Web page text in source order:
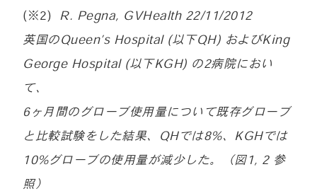
(※2)
R. Pegna, GVHealth 22/11/2012
英国のQueen’s Hospital (以下QH) およびKing
George Hospital (以下KGH) の2病院におい
て、
6ヶ月間のグローブ使用量について既存グローブ
と比較試験をした結果、QHでは8%、KGHでは
10%グローブの使用量が減少した。（図1, 2 参
照）